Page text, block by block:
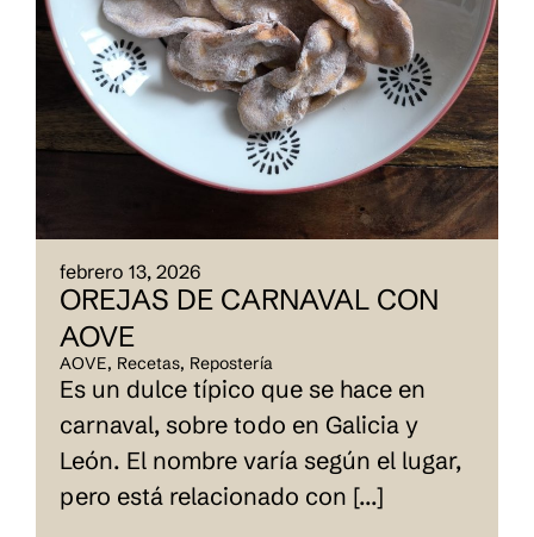
febrero 13, 2026
OREJAS DE CARNAVAL CON
AOVE
AOVE, Recetas, Repostería
Es un dulce típico que se hace en
carnaval, sobre todo en Galicia y
León. El nombre varía según el lugar,
pero está relacionado con [...]